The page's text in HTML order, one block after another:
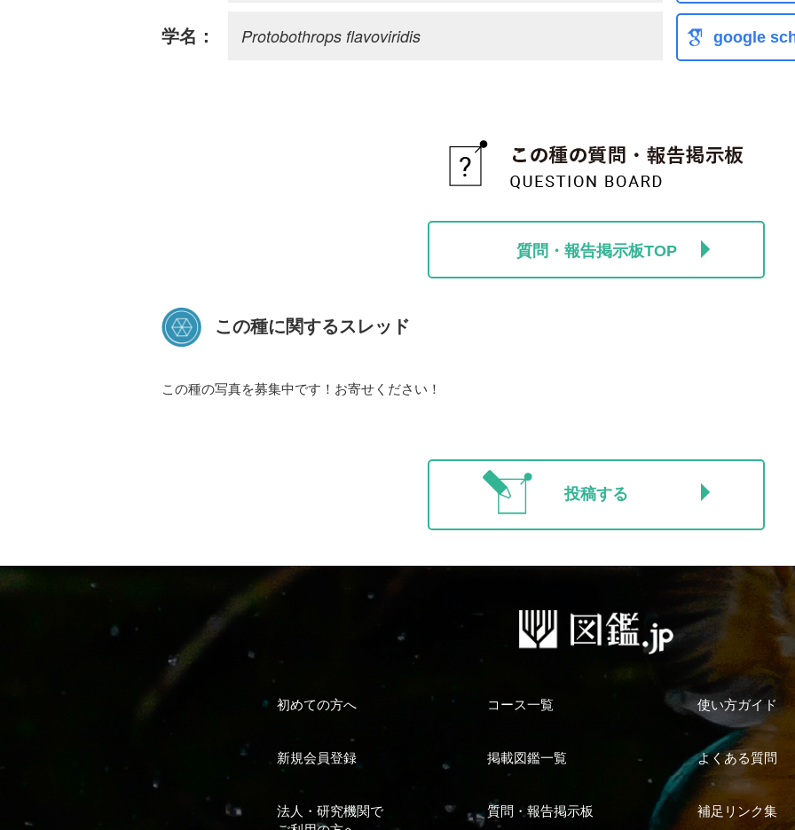
学名： Protobothrops flavoviridis google
質問・報告掲示板TOP
この種に関するスレッド
この種の写真を募集中です！お寄せください！
投稿する
初めての方へ コース一覧 使い方ガイド
新規会員登録 掲載図鑑一覧 よくある質問
法人・研究機関で
質問・報告掲示板 補足リンク集